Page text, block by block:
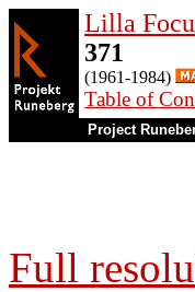
Lilla
371
(1961-1984)
Table of
Project
Full